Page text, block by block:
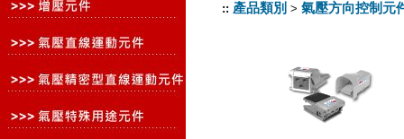
:: 產品類別 > 氣壓方向控制元